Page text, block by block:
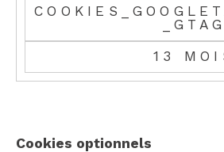
_GTAG
13
Cookies optionnels